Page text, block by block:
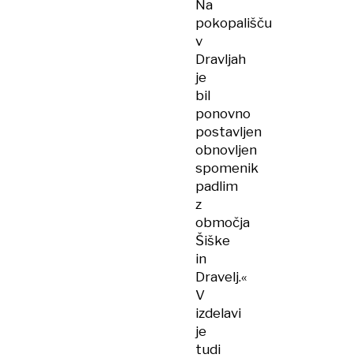
Na
pokopališču
v
Dravljah
je
bil
ponovno
postavljen
obnovljen
spomenik
padlim
z
območja
Šiške
in
Dravelj.«
V
izdelavi
je
tudi